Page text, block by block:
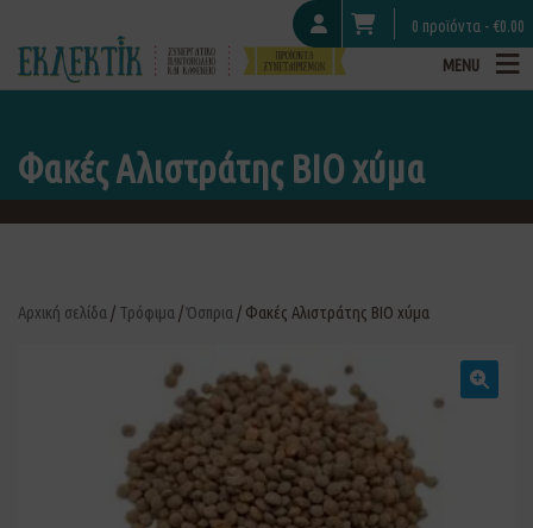
0 προϊόντα - €0.00
MENU
Φακές Αλιστράτης ΒΙΟ χύμα
Αρχική σελίδα / Τρόφιμα /Όσπρια / Φακές Αλιστράτης ΒΙΟ χύμα